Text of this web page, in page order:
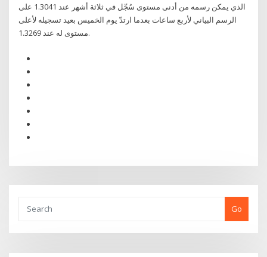
الذي يمكن رسمه من أدنى مستوى سُجّل في ثلاثة أشهر عند 1.3041 على
الرسم البياني لأربع ساعات بعدما ارتدّ يوم الخميس بعيد تسجيله لأعلى
مستوى له عند 1.3269.
Go